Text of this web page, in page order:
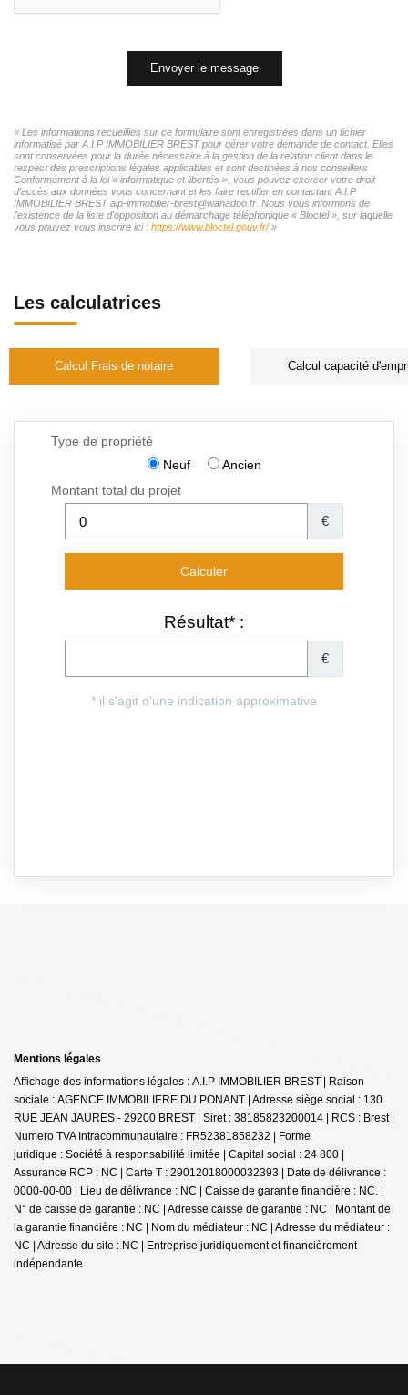
Envoyer le message
« Les informations recueillies sur ce formulaire sont enregistrées dans un fichier
informatisé par A.I.P IMMOBILIER BREST pour gérer votre demande de contact. Elles
sont conservées pour la durée nécessaire à la gestion de la relation client dans le
respect des prescriptions légales applicables et sont destinées à nos conseillers
Conformément à la loi « informatique et libertés », vous pouvez exercer votre droit
d'accès aux données vous concernant et les faire rectifier en contactant A.I.P
IMMOBILIER BREST aip-immobilier-brest@wanadoo.fr. Nous vous informons de
l'existence de la liste d'opposition au démarchage téléphonique « Bloctel », sur laquelle
vous pouvez vous inscrire ici : https://www.bloctel.gouv.fr/»
Les calculatrices
Calcul Frais de notaire Calcul capacité
Mentions légales
Affichage des informations légales : A.I.P IMMOBILIER BREST | Raison
sociale : AGENCE IMMOBILIERE DU PONANT | Adresse siège social : 130
RUE JEAN JAURES - 29200 BREST | Siret : 38185823200014 | RCS : Brest |
Numero TVA Intracommunautaire : FR52381858232 | Forme
juridique : Société à responsabilité limitée | Capital social : 24 800 |
Assurance RCP : NC | Carte T : 29012018000032393 | Date de délivrance :
0000-00-00 | Lieu de délivrance : NC | Caisse de garantie financière : NC. |
N° de caisse de garantie : NC | Adresse caisse de garantie : NC | Montant de
la garantie financière : NC | Nom du médiateur : NC | Adresse du médiateur :
NC | Adresse du site : NC | Entreprise juridiquement et financièrement
indépendante